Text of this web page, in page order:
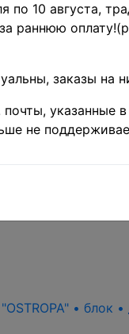
драгметаллов
• блок •
10 августа,
раннюю
заказы на
указанные
не